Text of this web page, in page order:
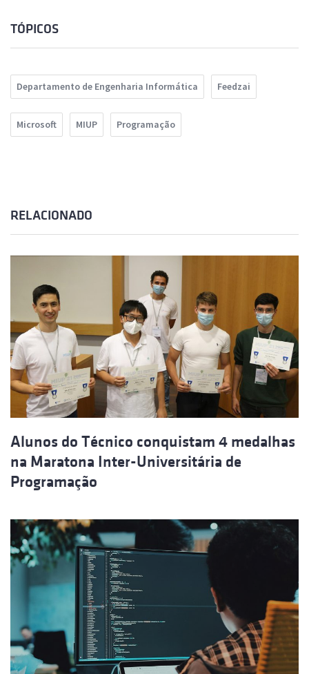
TÓPICOS
Departamento de Engenharia Informática Feedzai
Microsoft MIUP Programação
RELACIONADO
Alunos do Técnico conquistam 4 medalhas
na Maratona Inter-Universitária de
Programação